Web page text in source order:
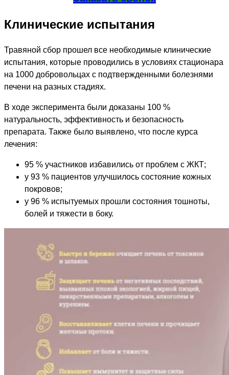
Клинические испытания
Травяной сбор прошел все необходимые клинические
испытания, которые проводились в условиях стационара
на 1000 добровольцах с подтвержденными болезнями
печени на разных стадиях.
В ходе эксперимента были доказаны 100 %
натуральность, эффективность и безопасность
препарата. Также было выявлено, что после курса
лечения:
95 % участников избавились от проблем с ЖКТ;
у 93 % пациентов улучшилось состояние кожных
покровов;
у 96 % испытуемых прошли состояния тошноты,
болей и тяжести в боку.